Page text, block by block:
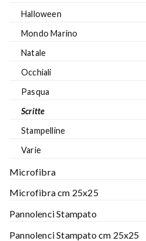
Halloween
Mondo Marino
Natale
Occhiali
Pasqua
Scritte
Stampelline
Varie
Microfibra
Microfibra cm 25x25
Pannolenci Stampato
Pannolenci Stampato cm 25x25